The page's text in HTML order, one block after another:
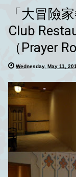
「大冒險
Club
（Prayer
Wednesday, May 11,